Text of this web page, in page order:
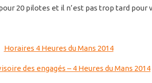
20 pilotes et il n’est pas trop tard pour
Horaires 4 Heures du Mans 2014
des engagés – 4 Heures du Mans 2014